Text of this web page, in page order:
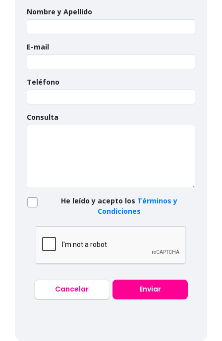
Nombre y Apellido
E-mail
Teléfono
Consulta
He leído y acepto los Términos y
Condiciones
Cancelar Enviar